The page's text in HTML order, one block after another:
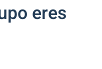
eres